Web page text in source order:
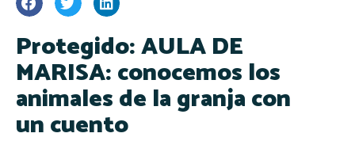
Protegido: AULA DE
MARISA: conocemos los
animales de la granja con
un cuento